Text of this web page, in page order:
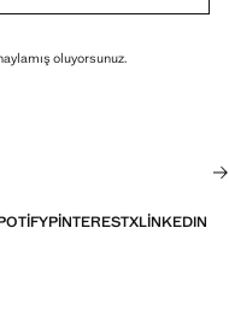
oluyorsunuz.
PINTERESTXLINKEDIN